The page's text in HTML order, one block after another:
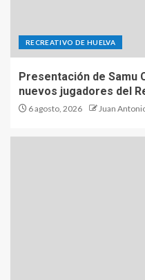
RECREATIVO DE HUELVA
Presentación de Samu
nuevos jugadores del
6 agosto, 2026 Juan